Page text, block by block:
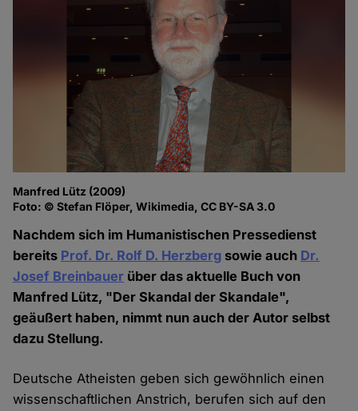
Manfred Lütz (2009)
Foto: © Stefan Flöper, Wikimedia, CC BY-SA 3.0
Nachdem sich im Humanistischen Pressedienst
bereits Prof. Dr. Rolf D. Herzberg sowie auch Dr.
Josef Breinbauer über das aktuelle Buch von
Manfred Lütz, "Der Skandal der Skandale",
geäußert haben, nimmt nun auch der Autor selbst
dazu Stellung.
Deutsche Atheisten geben sich gewöhnlich einen
wissenschaftlichen Anstrich, berufen sich auf den